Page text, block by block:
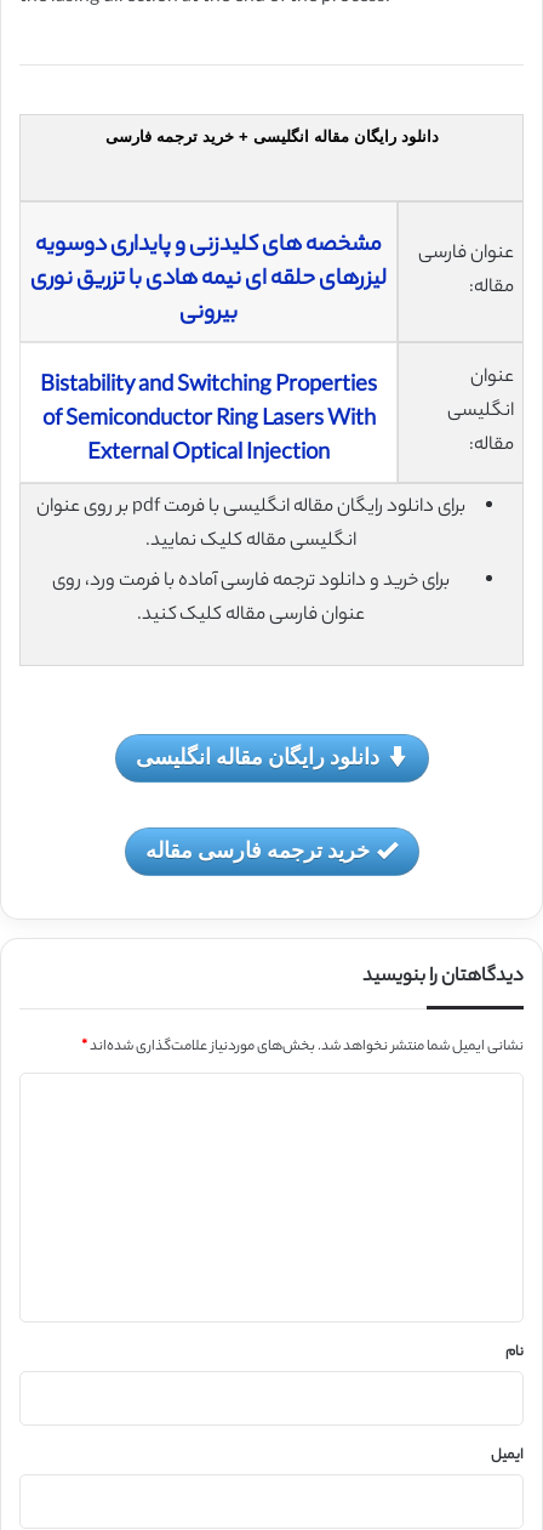
دانلود رایگان مقاله انگلیسی + خرید ترجمه فارسی
عنوان فارسی
مقاله:
مشخصه های کلیدزنی و پایداری دوسویه
لیزرهای حلقه ای نیمه هادی با تزریق نوری
بیرونی
عنوان
انگلیسی
مقاله:
Bistability and Switching Properties
of Semiconductor Ring Lasers With
External Optical Injection
برای دانلود رایگان مقاله انگلیسی با فرمت pdf بر روی عنوان
انگلیسی مقاله کلیک نمایید.
برای خرید و دانلود ترجمه فارسی آماده با فرمت ورد، روی
عنوان فارسی مقاله کلیک کنید.
دانلود رایگان مقاله انگلیسی
خرید ترجمه فارسی مقاله
دیدگاهتان را بنویسید
نشانی ایمیل شما منتشر نخواهد شد.بخش‌های موردنیاز علامت‌گذاری شده‌اند*
نام
ایمیل